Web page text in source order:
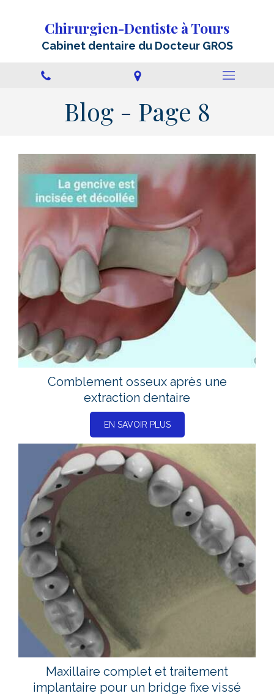
Chirurgien-Dentiste à Tours
Cabinet dentaire du Docteur GROS
Blog - Page 8
Comblement osseux après une
extraction dentaire
EN SAVOIR PLUS
Maxillaire complet et traitement
implantaire pour un bridge fixe vissé